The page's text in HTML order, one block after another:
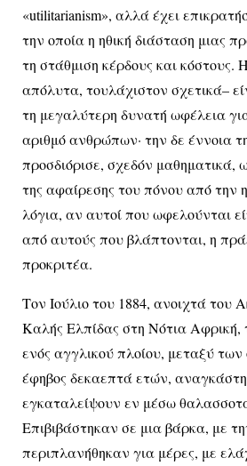
«utilitarianism», αλλά έχει
την οποία η ηθική διάσταση μιας
τη στάθμιση κέρδους και κόστους.
απόλυτα, τουλάχιστον σχετικά–
τη μεγαλύτερη δυνατή ωφέλεια
αριθμό ανθρώπων· την δε έννοια
προσδιόρισε, σχεδόν μαθηματικά,
της αφαίρεσης του πόνου από την
λόγια, αν αυτοί που ωφελούνται
από αυτούς που βλάπτονται, η
προκριτέα.
Τον Ιούλιο του 1884, ανοιχτά του
Καλής Ελπίδας στη Νότια Αφρική,
ενός αγγλικού πλοίου, μεταξύ των
έφηβος δεκαεπτά ετών,
εγκαταλείψουν εν μέσω
Επιβιβάστηκαν σε μια βάρκα, με
περιπλανήθηκαν για μέρες, με